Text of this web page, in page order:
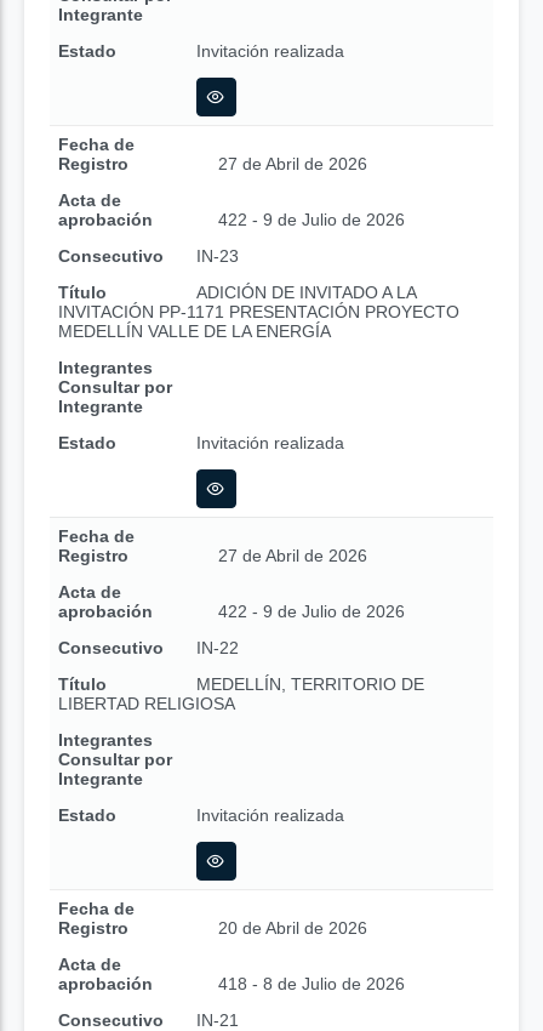
Integrante
Estado
Invitación realizada
Fecha de
Registro
27 de Abril de 2026
Acta de
aprobación
422 - 9 de Julio de 2026
Consecutivo
IN-23
Título
ADICIÓN DE INVITADO A LA
INVITACIÓN PP-1171 PRESENTACIÓN PROYECTO
MEDELLÍN VALLE DE LA ENERGÍA
Integrantes
Consultar por
Integrante
Estado
Invitación realizada
Fecha de
Registro
27 de Abril de 2026
Acta de
aprobación
422 - 9 de Julio de 2026
Consecutivo
IN-22
Título
MEDELLÍN, TERRITORIO DE
LIBERTAD RELIGIOSA
Integrantes
Consultar por
Integrante
Estado
Invitación realizada
Fecha de
Registro
20 de Abril de 2026
Acta de
aprobación
418 - 8 de Julio de 2026
Consecutivo
IN-21